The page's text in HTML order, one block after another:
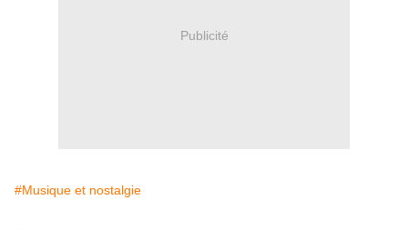
Publicité
#Musique et nostalgie